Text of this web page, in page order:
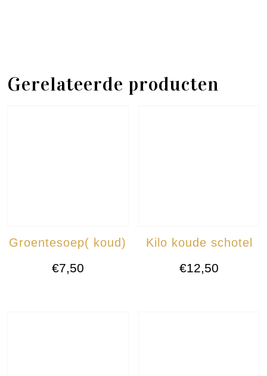
Gerelateerde producten
Groentesoep( koud)
€7,50
Kilo koude schotel
€12,50